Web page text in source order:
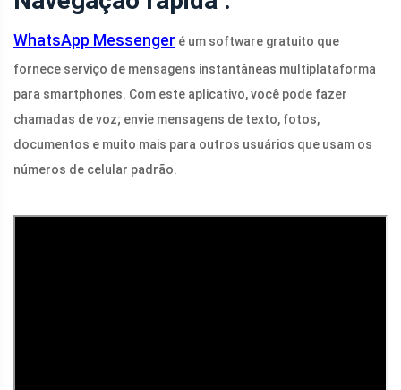
WhatsApp Messenger é um software gratuito que
fornece serviço de mensagens instantâneas multiplataforma
para smartphones. Com este aplicativo, você pode fazer
chamadas de voz; envie mensagens de texto, fotos,
documentos e muito mais para outros usuários que usam os
números de celular padrão.